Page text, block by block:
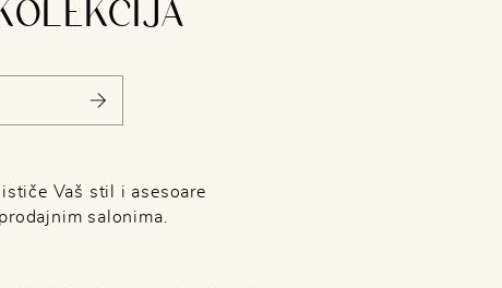
Vaš stil i asesoare
salonima.